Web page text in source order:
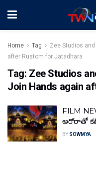
Home Tag
Zee Studios
after Rustom for Jatadhara
Tag: Zee Studios
Join Hands again
FILM
అరోరాతో
BY SOWMYA